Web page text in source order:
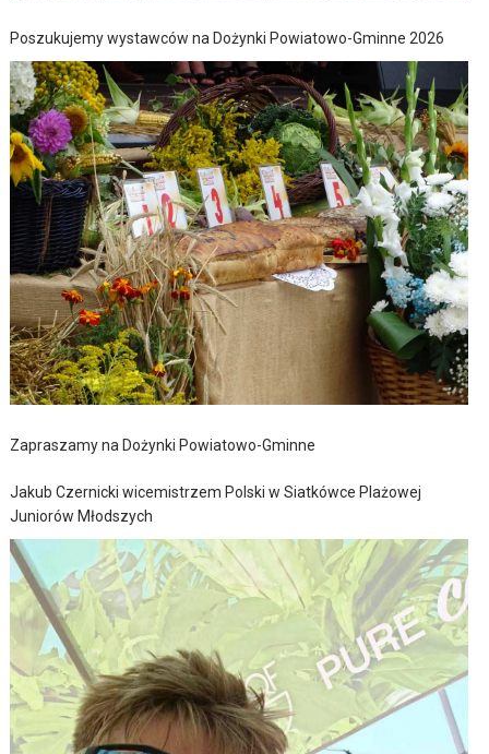
Poszukujemy wystawców na Dożynki Powiatowo-Gminne 2026
Zapraszamy na Dożynki Powiatowo-Gminne
Jakub Czernicki wicemistrzem Polski w Siatkówce Plażowej
Juniorów Młodszych